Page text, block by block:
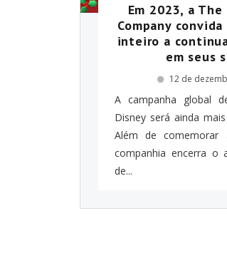
Em 2023, a
Company
inteiro a
em seus
12 de
A campanha global
Disney será ainda
Além de comemorar
companhia encerra o
de...